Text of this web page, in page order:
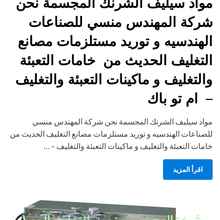
شركة المهندس منسي للصناعات
الهندسيه و توريد مستلزمات مصانع
التغليف الحديث من خامات التعبئة
والتغليف و ماكينات التعبئة والتغليف
– ام تو باك
مواد سيليف الشرنك المجسمة نحن شركة المهندس منسي
للصناعات الهندسيه و توريد مستلزمات مصانع التغليف الحديث من
خامات التعبئة والتغليف و ماكينات التعبئة والتغليف – …
اقرأ المزيد